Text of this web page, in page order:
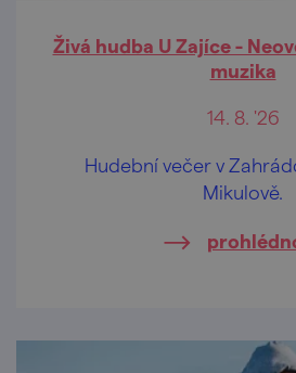
Živá hudba U Zajíce -
muzika
14. 8. '26
Hudební večer v
Mikulově.